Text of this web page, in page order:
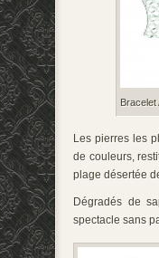
Bracelet
Les pierres les
de couleurs,
plage désertée
Dégradés de
spectacle sans